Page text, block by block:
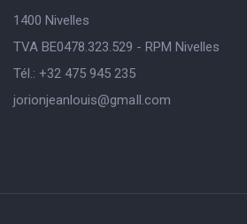
1400 Nivelles
TVA BE0478.323.529 - RPM Nivelles
Tél.: +32 475 945 235
jorionjeanlouis@gmaIl.com